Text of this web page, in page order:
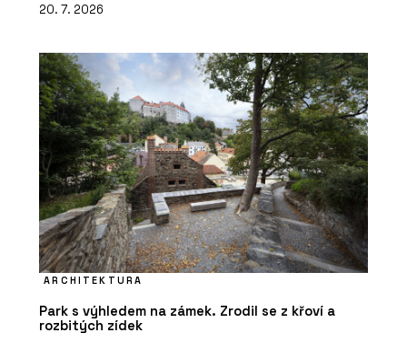
20. 7. 2026
ARCHITEKTURA
Park s výhledem na zámek. Zrodil se z křoví a
rozbitých zídek